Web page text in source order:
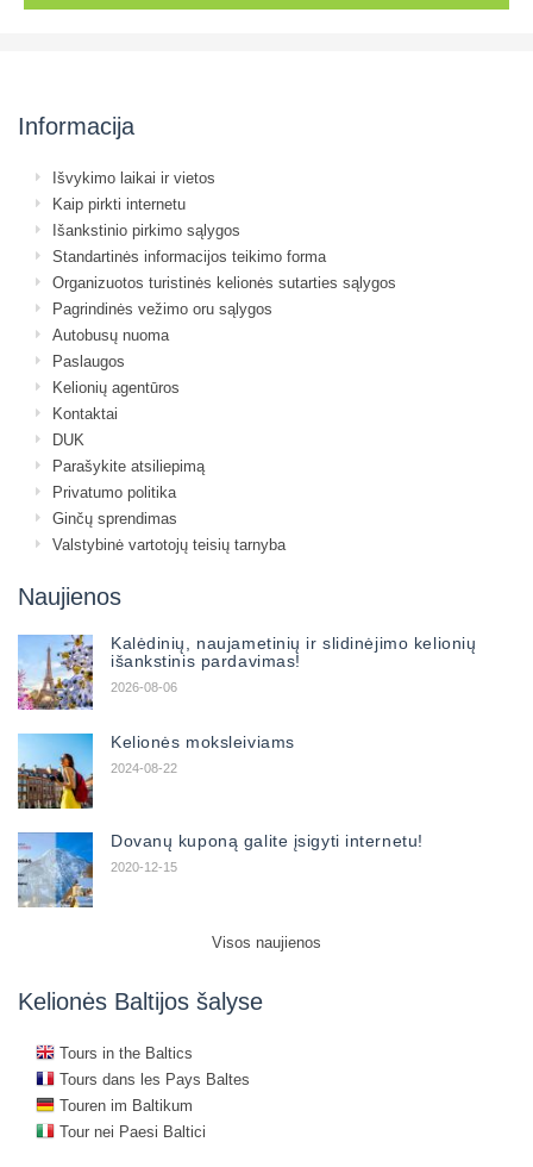
Informacija
Išvykimo laikai ir vietos
Kaip pirkti internetu
Išankstinio pirkimo sąlygos
Standartinės informacijos teikimo forma
Organizuotos turistinės kelionės sutarties sąlygos
Pagrindinės vežimo oru sąlygos
Autobusų nuoma
Paslaugos
Kelionių agentūros
Kontaktai
DUK
Parašykite atsiliepimą
Privatumo politika
Ginčų sprendimas
Valstybinė vartotojų teisių tarnyba
Naujienos
Kalėdinių, naujametinių ir slidinėjimo kelionių
išankstinis pardavimas!
2026-08-06
Kelionės moksleiviams
2024-08-22
Dovanų kuponą galite įsigyti internetu!
2020-12-15
Visos naujienos
Kelionės Baltijos šalyse
Tours in the Baltics
Tours dans les Pays Baltes
Touren im Baltikum
Tour nei Paesi Baltici